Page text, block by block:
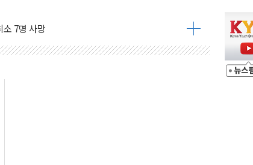
해제…누적 온열질환자 2872명
세제안에 與 내부서 '총선·대선 직격탄' 우려
특별재난지역 선포
30대 세입자…경찰, 현행범 체포
구조 개편"
보장…폭염기 신속 보상 강화